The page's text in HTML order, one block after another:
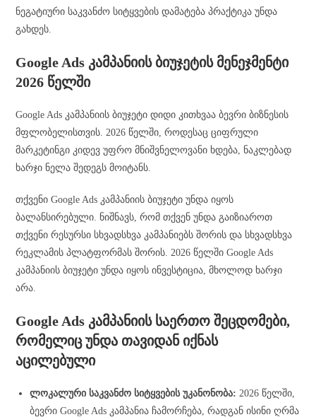
ნეგატიური საკვანძო სიტყვების დამატება პრაქტიკა უნდა
გახდეს.
Google Ads კამპანიის ბიუჯეტის მენეჯმენტი
2026 წელში
Google Ads კამპანიის ბიუჯეტი დიდი კითხვაა ბევრი ბიზნესის
მფლობელისთვის. 2026 წელში, როდესაც ციფრული
მარკეტინგი კიდევ უფრო მნიშვნელოვანი ხდება, ნაკლებად
ხარჯი ნელა შედეგს მოიტანს.
თქვენი Google Ads კამპანიის ბიუჯეტი უნდა იყოს
ბალანსირებული. ნიშნავს, რომ თქვენ უნდა გაიზიაროთ
თქვენი რესურსი სხვადსხვა კამპანიებს შორის და სხვადსხვა
რეკლამის პლატფორმას შორის. 2026 წელში Google Ads
კამპანიის ბიუჯეტი უნდა იყოს ინვესტიცია, მხოლოდ ხარჯი
არა.
Google Ads კამპანიის საერთო შეცდომები,
რომელიც უნდა თავიდან იქნას
აცილებული
ლოკალური საკვანძო სიტყვების უკანონობა: 2026 წელში,
ბევრი Google Ads კამპანია ჩამორჩება, რადგან ისინი ღრმა